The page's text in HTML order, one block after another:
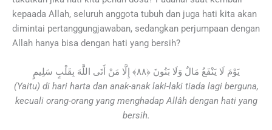
kepaada Allah, seluruh anggota tubuh dan juga hati kita akan
dimintai pertanggungjawaban, sedangkan perjumpaan dengan
Allah hanya bisa dengan hati yang bersih?
يَوْمَ لَا يَنْفَعُ مَالٌ وَلَا بَنُونَ ﴿٨٨﴾ إِلَّا مَنْ أَتَى اللَّهَ بِقَلْبٍ سَلِيمٍ
(Yaitu) di hari harta dan anak-anak laki-laki tiada lagi berguna,
kecuali orang-orang yang menghadap Allâh dengan hati yang
bersih.